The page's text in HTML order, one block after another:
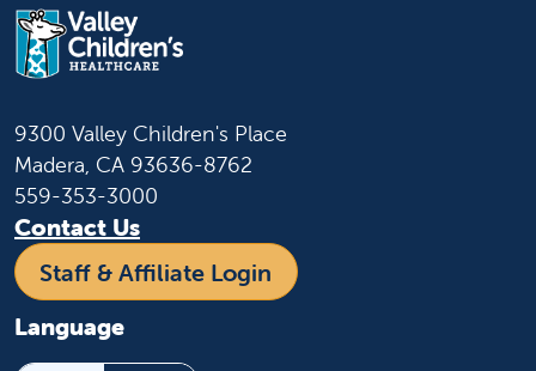
9300 Valley Children's Place
Madera, CA 93636-8762
559-353-3000
Contact Us
Staff & Affiliate Login
Language